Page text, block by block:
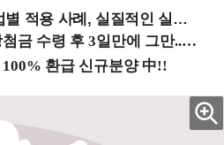
질적인 실행 전략을 공유 (9/18 양재역)